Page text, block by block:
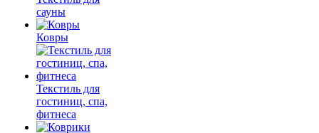
сауны
Ковры
Текстиль для
гостиниц, спа,
фитнеса